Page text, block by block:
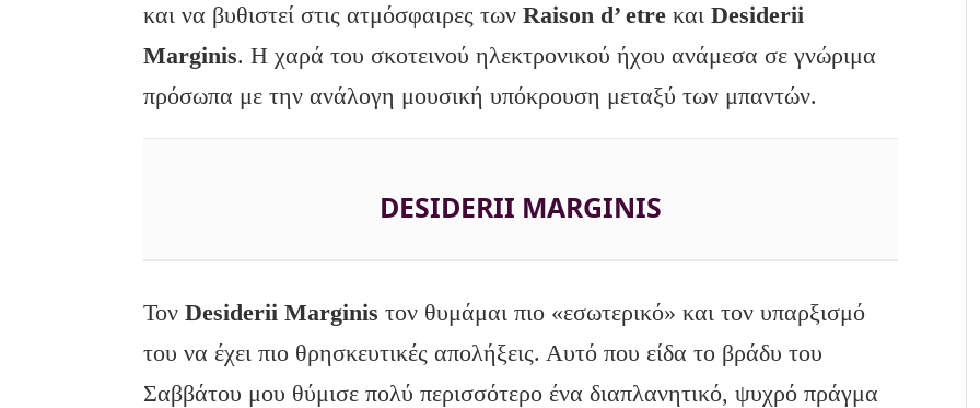
και να βυθιστεί στις ατμόσφαιρες τωνRaison d’ etre καιDesiderii
Marginis. Η χαρά του σκοτεινού ηλεκτρονικού ήχου ανάμεσα σε γνώριμα
πρόσωπα με την ανάλογη μουσική υπόκρουση μεταξύ των μπαντών.
DESIDERII MARGINIS
ΤονDesiderii Marginis τον θυμάμαι πιο «εσωτερικό» και τον υπαρξισμό
του να έχει πιο θρησκευτικές απολήξεις. Αυτό που είδα το βράδυ του
Σαββάτου μου θύμισε πολύ περισσότερο ένα διαπλανητικό, ψυχρό πράγμα